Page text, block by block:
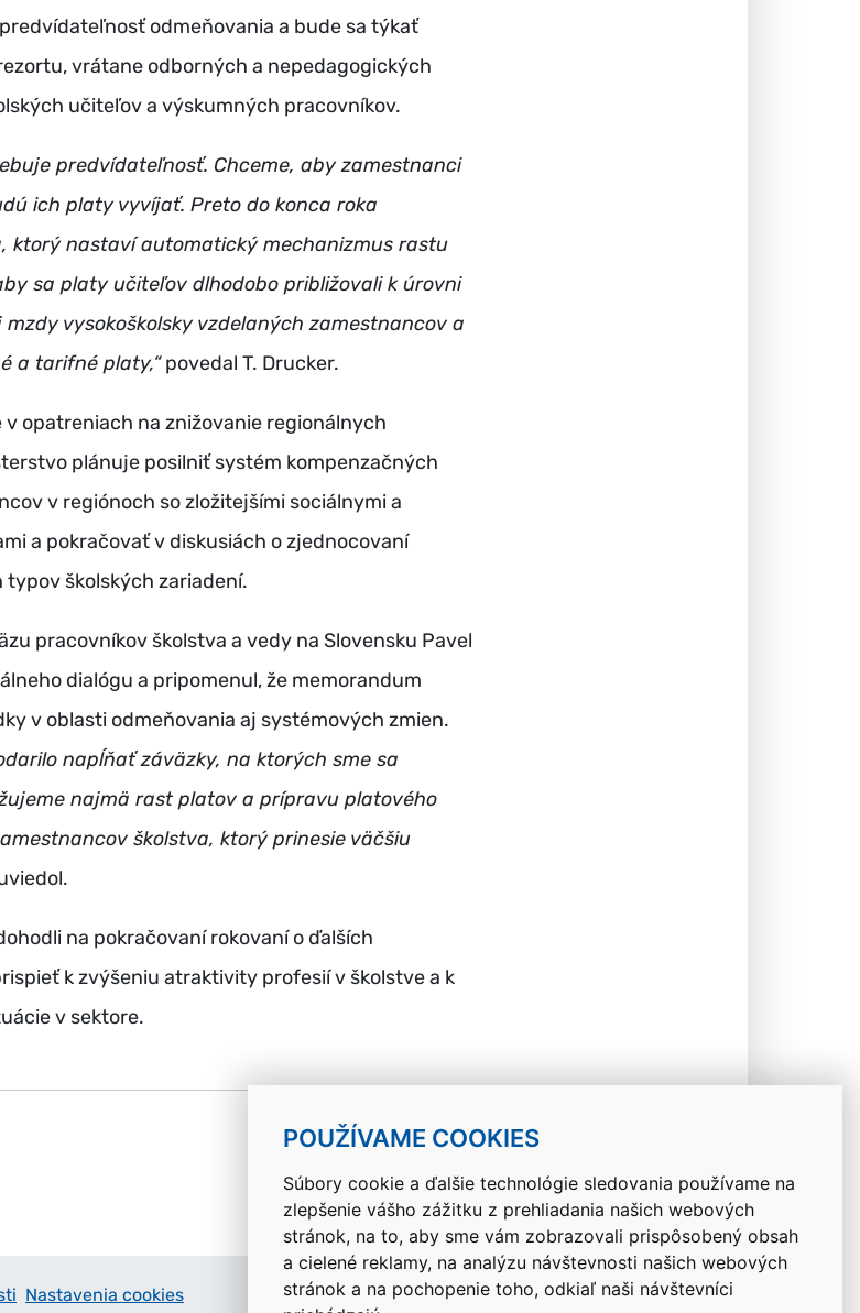
POUŽÍVAME COOKIES
Súbory cookie a ďalšie technológie sledovania používame na
zlepšenie vášho zážitku z prehliadania našich webových
stránok, na to, aby sme vám zobrazovali prispôsobený obsah
a cielené reklamy, na analýzu návštevnosti našich webových
stránok a na pochopenie toho, odkiaľ naši návštevníci
odmeňovania a bude sa týkať
vrátane odborných a nepedagogických
učiteľov a výskumných pracovníkov.
predvídateľnosť. Chceme, aby zamestnanci
ich platy vyvíjať. Preto do konca roka
ktorý nastaví automatický mechanizmus rastu
sa platy učiteľov dlhodobo približovali k úrovni
vysokoškolsky vzdelaných zamestnancov a
a tarifné platy,“povedal T. Drucker.
opatreniach na znižovanie regionálnych
plánuje posilniť systém kompenzačných
v regiónoch so zložitejšími sociálnymi a
a pokračovať v diskusiách o zjednocovaní
školských zariadení.
pracovníkov školstva a vedy na Slovensku Pavel
dialógu a pripomenul, že memorandum
v oblasti odmeňovania aj systémových zmien.
napĺňať záväzky, na ktorých sme sa
najmä rast platov a prípravu platového
školstva, ktorý prinesie väčšiu
na pokračovaní rokovaní o ďalších
k zvýšeniu atraktivity profesií v školstve a k
v sektore.
Návrat hore
Nastavenia cookies